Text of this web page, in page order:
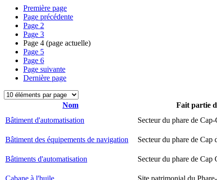
Première page
Page précédente
Page 2
Page 3
Page 4 (page actuelle)
Page 5
Page 6
Page suivante
Dernière page
Nom
Fait partie
Bâtiment d'automatisation
Secteur du phare de Cap-
Bâtiment des équipements de navigation Secteur du phare de Cap
Bâtiments d'automatisation Secteur du phare de Cap
Cabane à l'huile Site patrimonial du